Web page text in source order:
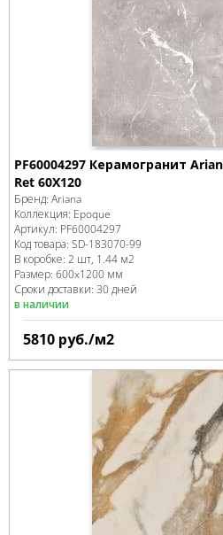
PF60004297 Керамогранит
Ret 60X120
Бренд: Ariana
Коллекция: Epoque
Артикул: PF60004297
Код товара: SD-183070-99
В коробке: 2 шт, 1.44 м2
Размер: 600x1200 мм
Сроки доставки: 30 дней
в наличии
5810 руб./м2